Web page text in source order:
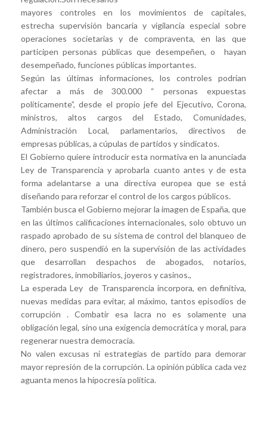
mayores controles en los movimientos de capitales,
estrecha supervisión bancaria y vigilancia especial sobre
operaciones societarias y de compraventa, en las que
participen personas públicas que desempeñen, o hayan
desempeñado, funciones públicas importantes.
Según las últimas informaciones, los controles podrían
afectar a más de 300.000 “ personas expuestas
políticamente”, desde el propio jefe del Ejecutivo, Corona,
ministros, altos cargos del Estado, Comunidades,
Administración Local, parlamentarios, directivos de
empresas públicas, a cúpulas de partidos y sindicatos.
El Gobierno quiere introducir esta normativa en la anunciada
Ley de Transparencia y aprobarla cuanto antes y de esta
forma adelantarse a una directiva europea que se está
diseñando para reforzar el control de los cargos públicos.
También busca el Gobierno mejorar la imagen de España, que
en las últimos calificaciones internacionales, solo obtuvo un
raspado aprobado de su sistema de control del blanqueo de
dinero, pero suspendió en la supervisión de las actividades
que desarrollan despachos de abogados, notarios,
registradores, inmobiliarios, joyeros y casinos.,
La esperada Ley de Transparencia incorpora, en definitiva,
nuevas medidas para evitar, al máximo, tantos episodios de
corrupción . Combatir esa lacra no es solamente una
obligación legal, sino una exigencia democrática y moral, para
regenerar nuestra democracia.
No valen excusas ni estrategias de partido para demorar
mayor represión de la corrupción. La opinión pública cada vez
aguanta menos la hipocresía política.